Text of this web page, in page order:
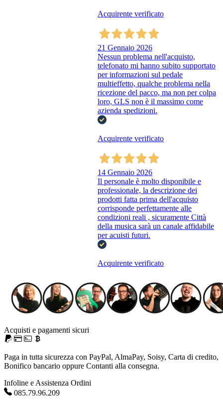
Acquirente verificato
21 Gennaio 2026
Nessun problema nell'acquisto,
telefonato mi hanno subito supportato
per informazioni sul pedale
multieffetto, qualche problema nella
ricezione del pacco, ma non per colpa
loro, GLS non è il massimo come
azienda spedizioni.
Acquirente verificato
14 Gennaio 2026
Il personale è molto disponibile e
professionale, la descrizione dei
prodotti fatta prima dell'acquisto
corrisponde perfettamente alle
condizioni reali , sicuramente Città
della musica sarà un canale affidabile
per acuisti futuri.
Acquirente verificato
Acquisti e pagamenti sicuri
Paga in tutta sicurezza con PayPal, AlmaPay, Soisy, Carta di credito,
Bonifico bancario oppure Contanti alla consegna.
Infoline e Assistenza Ordini
085.79.96.209